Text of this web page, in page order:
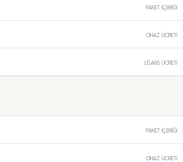
PAKET İÇERİĞİ
CİHAZ ÜCRETİ
LİSANS ÜCRETİ
PAKET İÇERİĞİ
CİHAZ ÜCRETİ